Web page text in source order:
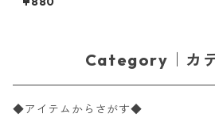
THE TREE ホワイト Anita Jer
Category｜カ
◆アイテムからさがす◆